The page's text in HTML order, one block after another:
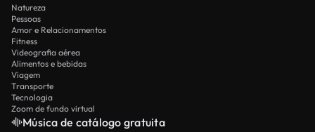
Natureza
Pessoas
Amor e Relacionamentos
Fitness
Videografia aérea
Alimentos e bebidas
Viagem
Transporte
Tecnologia
Zoom de fundo virtual
Música de catálogo gratuita